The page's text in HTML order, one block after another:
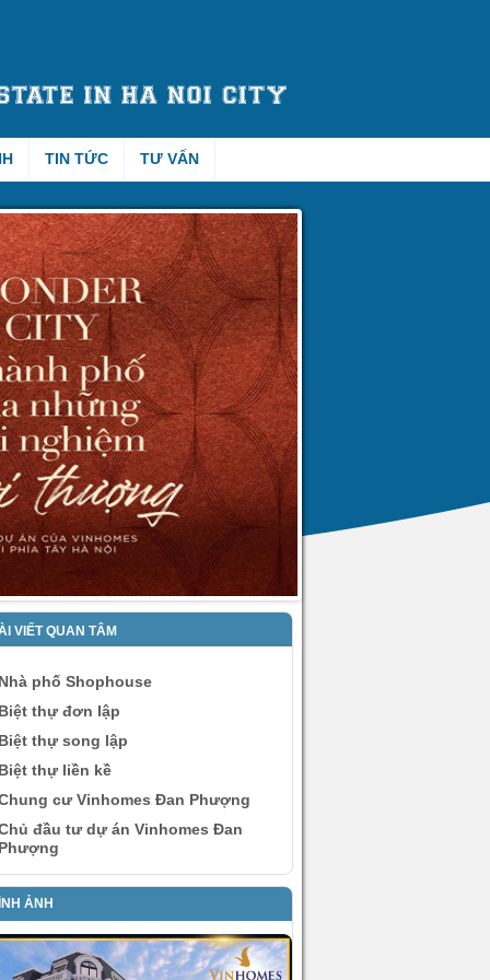
TIN TỨC TƯ VẤN
VIẾT QUAN TÂM
phố Shophouse
thự đơn lập
thự song lập
thự liền kề
cư Vinhomes Đan Phượng
đầu tư dự án Vinhomes Đan
ẢNH